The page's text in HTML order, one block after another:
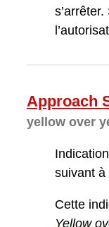
Approach
yellow over
suivant à
Cette
Yellow